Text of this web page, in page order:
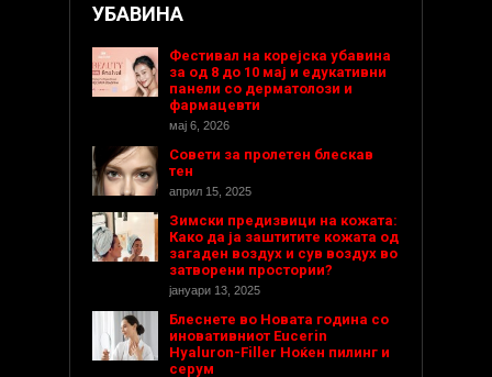
УБАВИНА
Фестивал на корејска убавина
за од 8 до 10 мај и едукативни
панели со дерматолози и
фармацевти
мај 6, 2026
Совети за пролетен блескав
тен
април 15, 2025
Зимски предизвици на кожата:
Како да ја заштитите кожата од
загаден воздух и сув воздух во
затворени простории?
јануари 13, 2025
Блеснете во Новата година со
иновативниот Eucerin
Hyaluron-Filler Ноќен пилинг и
серум